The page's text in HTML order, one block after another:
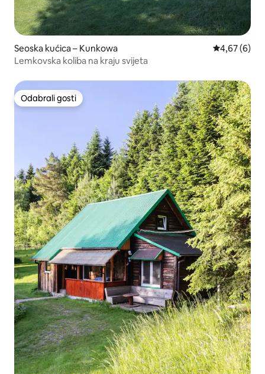
Seoska kućica – Kunkowa Prosječna
4,67 (6)
Lemkovska koliba na kraju svijeta
Odabrali gosti
Odabrali gosti